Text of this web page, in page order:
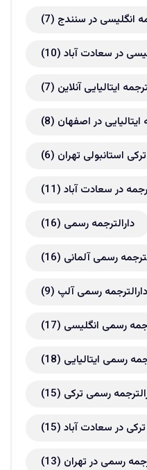
انگلیسی در سنندج (7)
در سعادت آباد (10)
ایتالیایی آنلاین (7)
ایتالیایی در اصفهان (8)
استانبولی تهران (6)
در سعادت آباد (11)
دارالترجمه رسمی (16)
رسمی آلمانی (16)
دارالترجمه رسمی آلپ (9)
رسمی انگلیسی (17)
رسمی ایتالیایی (18)
رسمی ترکی (15)
در سعادت آباد (15)
رسمی در تهران (13)